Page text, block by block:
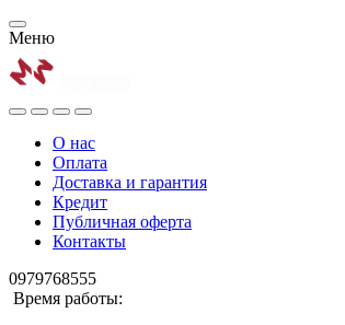
Меню
О нас
Оплата
Доставка и гарантия
Кредит
Публичная оферта
Контакты
0979768555
Время работы: